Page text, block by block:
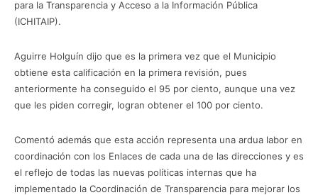
para la Transparencia y Acceso a la Información Pública
(ICHITAIP).
Aguirre Holguín dijo que es la primera vez que el Municipio
obtiene esta calificación en la primera revisión, pues
anteriormente ha conseguido el 95 por ciento, aunque una vez
que les piden corregir, logran obtener el 100 por ciento.
Comentó además que esta acción representa una ardua labor en
coordinación con los Enlaces de cada una de las direcciones y es
el reflejo de todas las nuevas políticas internas que ha
implementado la Coordinación de Transparencia para mejorar los